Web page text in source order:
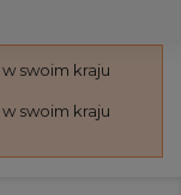
swoim kraju
swoim kraju